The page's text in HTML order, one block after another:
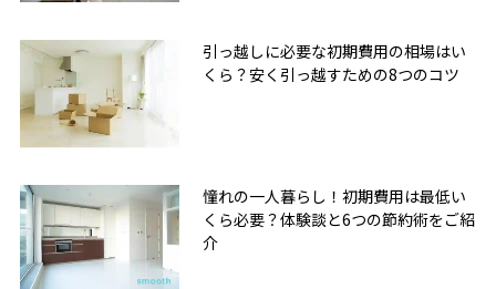
引っ越しに必要な初期費用の相場はい
くら？安く引っ越すための8つのコツ
憧れの一人暮らし！初期費用は最低い
くら必要？体験談と6つの節約術をご紹
介